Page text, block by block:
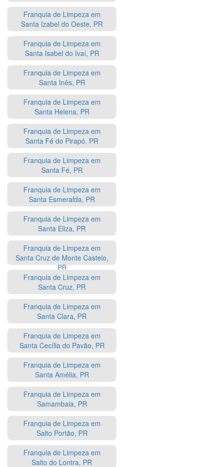
Franquia de Limpeza em
Santa Izabel do Oeste, PR
Franquia de Limpeza em
Santa Isabel do Ivaí, PR
Franquia de Limpeza em
Santa Inês, PR
Franquia de Limpeza em
Santa Helena, PR
Franquia de Limpeza em
Santa Fé do Pirapó, PR
Franquia de Limpeza em
Santa Fé, PR
Franquia de Limpeza em
Santa Esmeralda, PR
Franquia de Limpeza em
Santa Eliza, PR
Franquia de Limpeza em
Santa Cruz de Monte Castelo,
PR
Franquia de Limpeza em
Santa Cruz, PR
Franquia de Limpeza em
Santa Clara, PR
Franquia de Limpeza em
Santa Cecília do Pavão, PR
Franquia de Limpeza em
Santa Amélia, PR
Franquia de Limpeza em
Samambaia, PR
Franquia de Limpeza em
Salto Portão, PR
Franquia de Limpeza em
Salto do Lontra, PR